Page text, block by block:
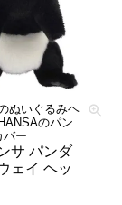
ぬいぐるみヘ
のパン
バー
サ パンダ
ェイ ヘッ